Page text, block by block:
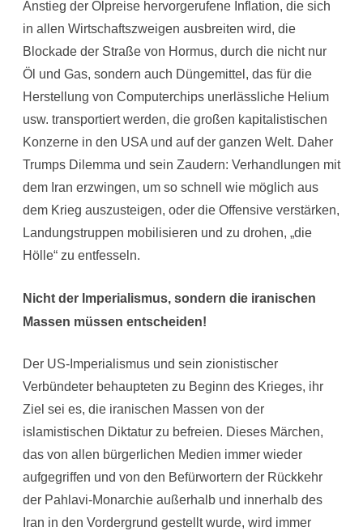
Anstieg der Ölpreise hervorgerufene Inflation, die sich
in allen Wirtschaftszweigen ausbreiten wird, die
Blockade der Straße von Hormus, durch die nicht nur
Öl und Gas, sondern auch Düngemittel, das für die
Herstellung von Computerchips unerlässliche Helium
usw. transportiert werden, die großen kapitalistischen
Konzerne in den USA und auf der ganzen Welt. Daher
Trumps Dilemma und sein Zaudern: Verhandlungen mit
dem Iran erzwingen, um so schnell wie möglich aus
dem Krieg auszusteigen, oder die Offensive verstärken,
Landungstruppen mobilisieren und zu drohen, „die
Hölle“ zu entfesseln.
Nicht der Imperialismus, sondern die iranischen
Massen müssen entscheiden!
Der US-Imperialismus und sein zionistischer
Verbündeter behaupteten zu Beginn des Krieges, ihr
Ziel sei es, die iranischen Massen von der
islamistischen Diktatur zu befreien. Dieses Märchen,
das von allen bürgerlichen Medien immer wieder
aufgegriffen und von den Befürwortern der Rückkehr
der Pahlavi-Monarchie außerhalb und innerhalb des
Iran in den Vordergrund gestellt wurde, wird immer